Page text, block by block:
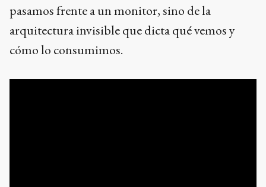
pasamos frente a un monitor, sino de la
arquitectura invisible que dicta qué vemos y
cómo lo consumimos.